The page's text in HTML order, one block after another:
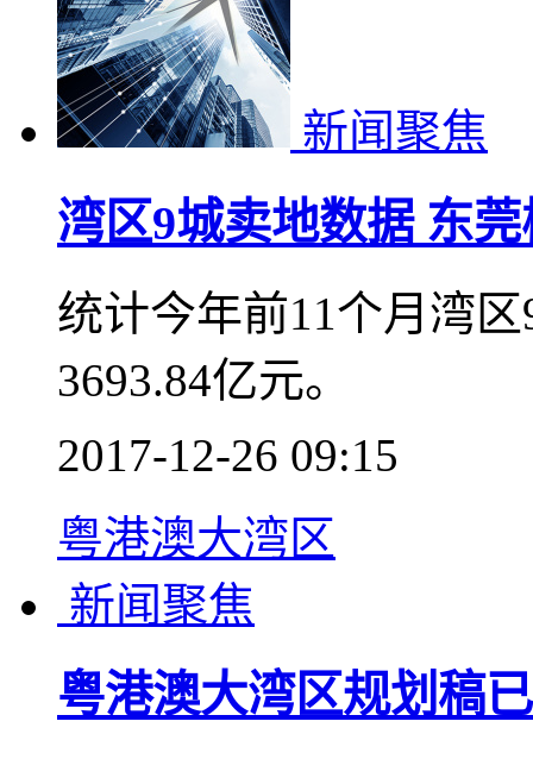
新闻聚焦
湾区9城卖地数据 东
统计今年前11个月湾
3693.84亿元。
2017-12-26 09:15
粤港澳大湾区
新闻聚焦
粤港澳大湾区规划稿